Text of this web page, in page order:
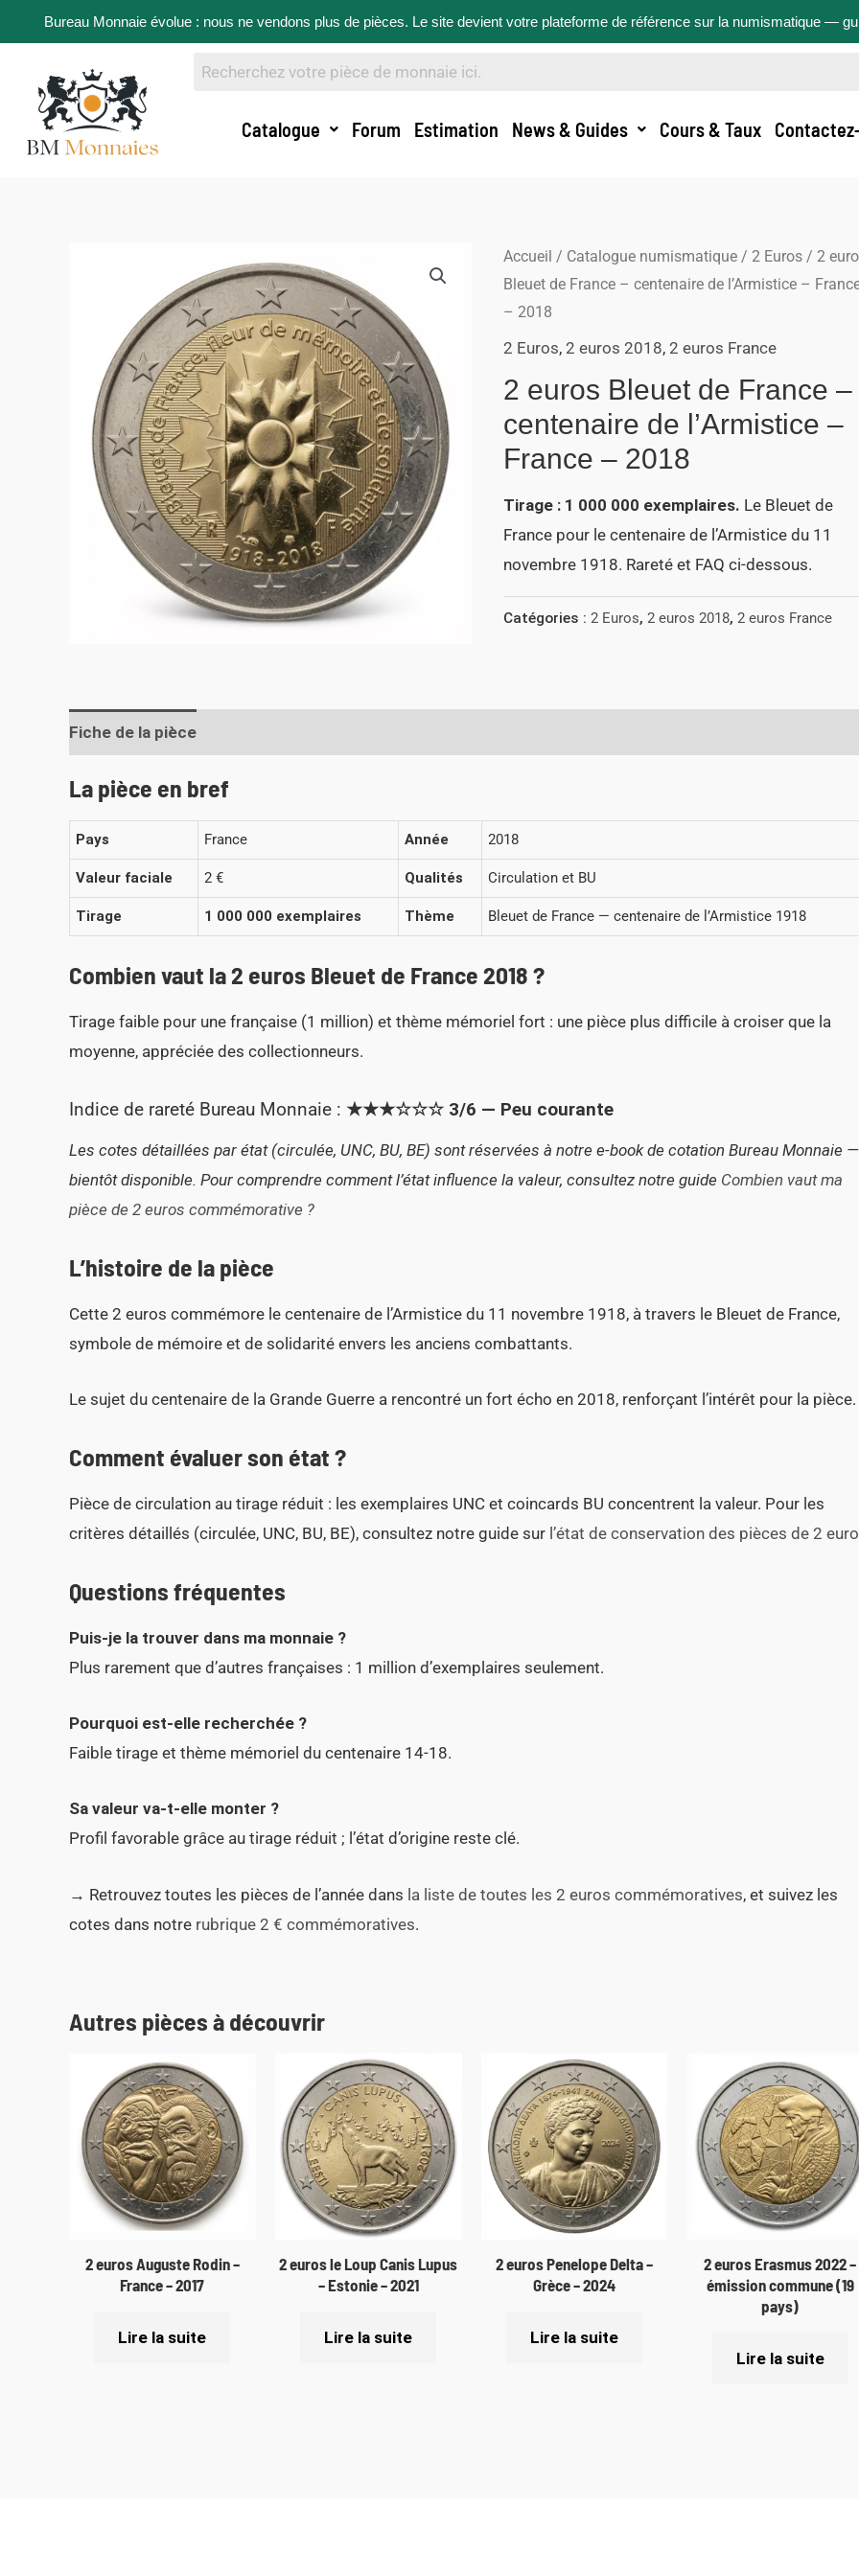
Bureau Monnaie évolue : nous ne vendons plus de pièces. Le site devient votre plateforme de référence sur la numismatique —
Catalogue Forum Estimation News & Guides Cours & Taux
Accueil / Catalogue numismatique /2 Euros / 2
Bleuet de France – centenaire de l’Armistice –
– 2018
2 Euros,2 euros 2018,2 euros France
2 euros Bleuet de France –
centenaire de l’Armistice –
France – 2018
Tirage : 1 000 000 exemplaires. Le Bleuet de
France pour le centenaire de l’Armistice du 11
novembre 1918. Rareté et FAQ ci-dessous.
Catégories :2 Euros,2 euros 2018,2 euros France
Fiche de la pièce
La pièce en bref
Pays France Année 2018
Valeur faciale 2 € Qualités Circulation et BU
Tirage 1 000 000 exemplaires Thème Bleuet de France — centenaire de l’Armistice 1918
Combien vaut la 2 euros Bleuet de France 2018 ?
Tirage faible pour une française (1 million) et thème mémoriel fort : une pièce plus difficile à croiser que la
moyenne, appréciée des collectionneurs.
Indice de rareté Bureau Monnaie : ★★★☆☆☆ 3/6 — Peu courante
Les cotes détaillées par état (circulée, UNC, BU, BE) sont réservées à notre e-book de cotation Bureau Monnaie —
bientôt disponible. Pour comprendre comment l’état influence la valeur, consultez notre guide Combien vaut ma
pièce de 2 euros commémorative ?
L’histoire de la pièce
Cette 2 euros commémore le centenaire de l’Armistice du 11 novembre 1918, à travers le Bleuet de France,
symbole de mémoire et de solidarité envers les anciens combattants.
Le sujet du centenaire de la Grande Guerre a rencontré un fort écho en 2018, renforçant l’intérêt pour la pièce.
Comment évaluer son état ?
Pièce de circulation au tirage réduit : les exemplaires UNC et coincards BU concentrent la valeur. Pour les
critères détaillés (circulée, UNC, BU, BE), consultez notre guide sur l’état de conservation des pièces de 2
Questions fréquentes
Puis-je la trouver dans ma monnaie ?
Plus rarement que d’autres françaises : 1 million d’exemplaires seulement.
Pourquoi est-elle recherchée ?
Faible tirage et thème mémoriel du centenaire 14-18.
Sa valeur va-t-elle monter ?
Profil favorable grâce au tirage réduit ; l’état d’origine reste clé.
→ Retrouvez toutes les pièces de l’année dans la liste de toutes les 2 euros commémoratives, et suivez les
cotes dans notre rubrique 2 € commémoratives.
Autres pièces à découvrir
2 euros Auguste Rodin –
France – 2017
Lire la suite
2 euros le Loup Canis Lupus
– Estonie – 2021
Lire la suite
2 euros Penelope Delta –
Grèce – 2024
Lire la suite
2 euros Erasmus 2022 –
émission commune (19
pays)
Lire la suite